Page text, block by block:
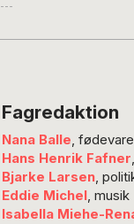
Fagredaktion
Nana Balle,
Hans Henrik Fafner
Bjarke Larsen,
Eddie Michel, musik
Isabella Miehe-